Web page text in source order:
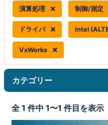
演算処理 制御/測定
ドライバ Intel
VxWorks
カテゴリー
全 1 件中 1〜1 件目を表示